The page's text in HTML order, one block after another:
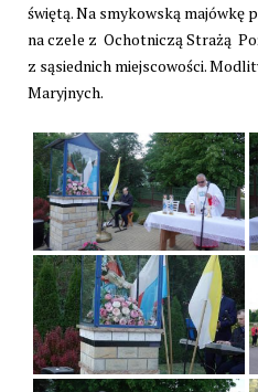
świętą. Na smykowską majówkę
na czele z Ochotniczą Strażą
z sąsiednich miejscowości.
Maryjnych.